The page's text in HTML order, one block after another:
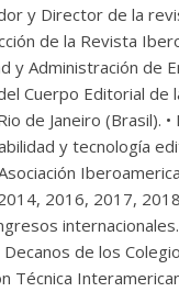
y Director de la
de la Revista
Administración de
Cuerpo Editorial
de Janeiro (Brasil).
y tecnología
2016, 2017,
de los
Técnica